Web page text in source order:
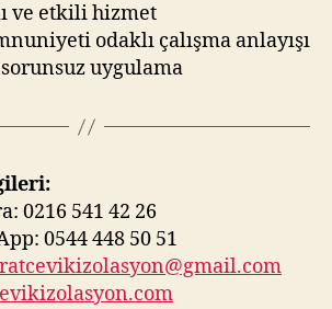
ve etkili hizmet
odaklı çalışma anlayışı
uygulama
0216 541 42 26
0544 448 50 51